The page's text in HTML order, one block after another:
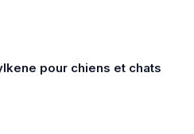
pour chiens et chats